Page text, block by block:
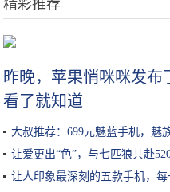
精彩推荐
昨晚，苹果悄咪咪发布
看了就知道
大叔推荐：699元魅蓝手机，魅
让爱更出“色”，与七匹狼共赴
让人印象最深刻的五款手机，